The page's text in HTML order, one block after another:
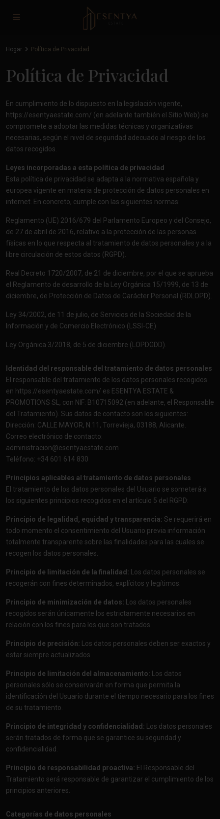
Hogar Política de Privacidad
Política de Privacidad
En cumplimiento de lo dispuesto en la legislación vigente,
https://esentyaestate.com/ (en adelante también el Sitio Web) se
compromete a adoptar las medidas técnicas y organizativas
necesarias, según el nivel de seguridad adecuado al riesgo de los
datos recogidos.
Leyes incorporadas a esta política de privacidad
Esta política de privacidad se adapta a la normativa española y
europea vigente en materia de protección de datos personales en
internet. En concreto, cumple con las siguientes normas:
Reglamento (UE) 2016/679 del Parlamento Europeo y del Consejo,
de 27 de abril de 2016, relativo a la protección de las personas
físicas en lo que respecta al tratamiento de datos personales y a la
libre circulación de estos datos (RGPD).
Real Decreto 1720/2007, de 21 de diciembre, por el que se aprueba
el Reglamento de desarrollo de la Ley Orgánica 15/1999, de 13 de
diciembre, de Protección de Datos de Carácter Personal (RDLOPD).
Ley 34/2002, de 11 de julio, de Servicios de la Sociedad de la
Información y de Comercio Electrónico (LSSI-CE).
Ley Orgánica 3/2018, de 5 de diciembre (LOPDGDD).
Identidad del responsable del tratamiento de datos personales
El responsable del tratamiento de los datos personales recogidos
en https://esentyaestate.com/ es ESENTYA ESTATE &
PROMOTIONS SL, con NIF: B10715092 (en adelante, el Responsable
del Tratamiento). Sus datos de contacto son los siguientes:
Dirección: CALLE MAYOR, N.11, Torrevieja, 03188, Alicante.
Correo electrónico de contacto:
administracion@esentyaestate.com
Teléfono: +34 601 614 830
Principios aplicables al tratamiento de datos personales
El tratamiento de los datos personales del Usuario se someterá a
los siguientes principios recogidos en el artículo 5 del RGPD:
Principio de legalidad, equidad y transparencia: Se requerirá en
todo momento el consentimiento del Usuario previa información
totalmente transparente sobre las finalidades para las cuales se
recogen los datos personales.
Principio de limitación de la finalidad: Los datos personales se
recogerán con fines determinados, explícitos y legítimos.
Principio de minimización de datos: Los datos personales
recogidos serán únicamente los estrictamente necesarios en
relación con los fines para los que son tratados.
Principio de precisión: Los datos personales deben ser exactos y
estar siempre actualizados.
Principio de limitación del almacenamiento: Los datos
personales sólo se conservarán en forma que permita la
identificación del Usuario durante el tiempo necesario para los fines
de su tratamiento.
Principio de integridad y confidencialidad: Los datos personales
serán tratados de forma que se garantice su seguridad y
confidencialidad.
Principio de responsabilidad proactiva: El Responsable del
Tratamiento será responsable de garantizar el cumplimiento de los
principios anteriores.
Categorías de datos personales